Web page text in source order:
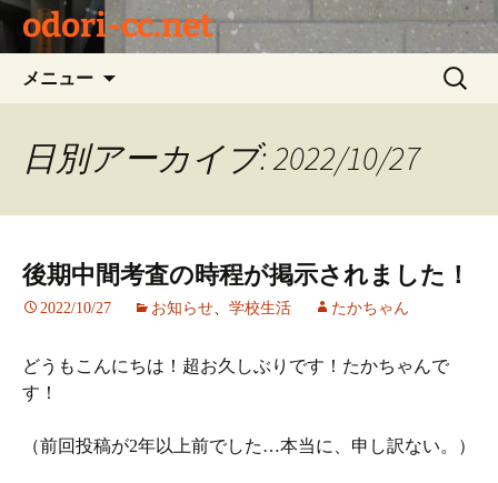
odori-cc.net
メニュー
ン
ッ
検
索:
日別アーカイブ: 2022/10/27
後期中間考査の時程が掲示されました！
2022/10/27 お知らせ、 学校生活 たかちゃん
どうもこんにちは！超お久しぶりです！たかちゃんで
す！
（前回投稿が2年以上前でした…本当に、申し訳ない。）